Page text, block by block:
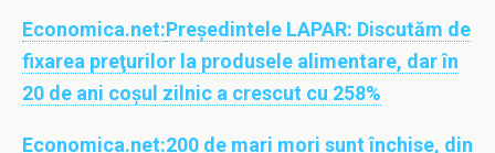
Economica.net:Preşedintele LAPAR: Discutăm de
fixarea preţurilor la produsele alimentare, dar în
20 de ani coşul zilnic a crescut cu 258%
Economica.net:200 de mari mori sunt închise, din